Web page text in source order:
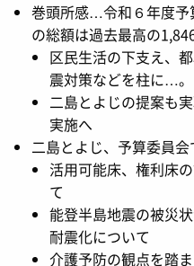
巻頭所感…令和６年度予
の総額は過去最高の
区民生活の下支え、
震対策などを柱に…。
二島とよじの提案も
実施へ
二島とよじ、予算委員
活用可能床、権利床
て
能登半島地震の被災
耐震化について
介護予防の観点を踏